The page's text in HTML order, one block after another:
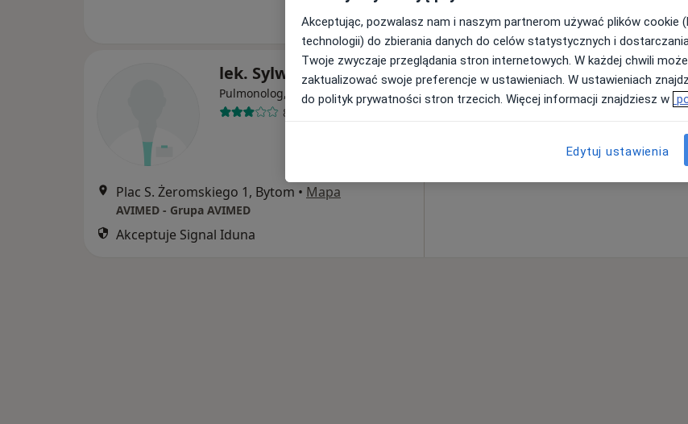
lek. Sylwia Kubizna
Pulmonolog, Pediatra·Więcej
8 opinii
Plac S. Żeromskiego 1, Bytom • Mapa
AVIMED - Grupa AVIMED
Akceptuje Signal Iduna
Jutro Sob,
Umawianie online nie jest
Akceptując, pozwalasz nam i naszym partnerom używać plików cookie
technologii) do zbierania danych do celów statystycznych i
Twoje zwyczaje przeglądania stron internetowych. W każdej chwili
zaktualizować swoje preferencje w ustawieniach. W ustawieniach
do polityk prywatności stron trzecich. Więcej informacji znajdziesz w
Edytuj ustawienia